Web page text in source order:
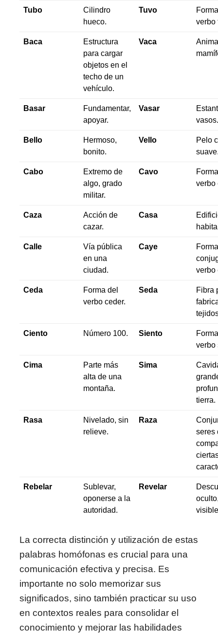
Tubo
Cilindro
hueco.
Tuvo
verbo
Baca
Estructura
para cargar
objetos en el
techo de un
vehículo.
Vaca
Basar
Fundamentar,
apoyar.
Vasar
vasos.
Bello
Hermoso,
bonito.
Vello
Pelo
Cabo
Extremo de
algo, grado
militar.
Cavo
verbo
Caza
Acción de
cazar.
Casa
Calle
Vía pública
en una
ciudad.
Caye
Forma
verbo
Ceda
Forma del
verbo ceder.
Seda
Fibra
Ciento Número 100. Siento
verbo
Cima
Parte más
alta de una
montaña.
Sima
tierra.
Rasa
Nivelado, sin
relieve.
Raza
seres
Rebelar
Sublevar,
oponerse a la
autoridad.
Revelar
La correcta distinción y utilización de estas
palabras homófonas es crucial para una
comunicación efectiva y precisa. Es
importante no solo memorizar sus
significados, sino también practicar su uso
en contextos reales para consolidar el
conocimiento y mejorar las habilidades